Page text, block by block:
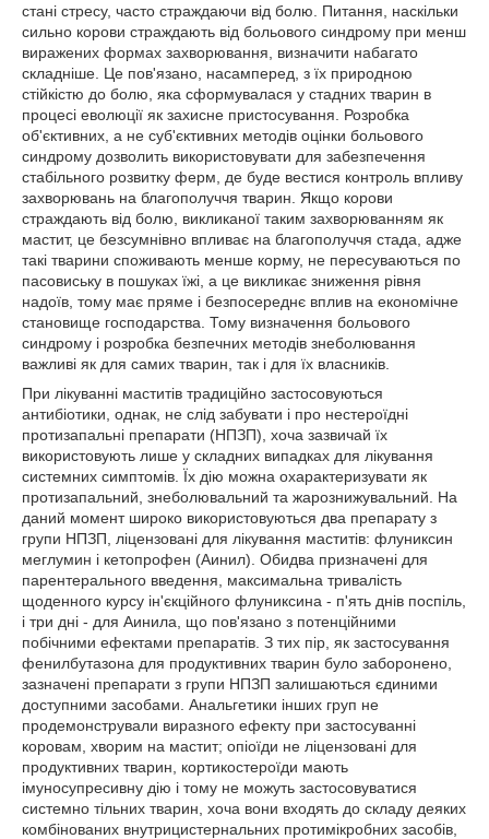
стані стресу, часто страждаючи від болю. Питання, наскільки
сильно корови страждають від больового синдрому при менш
виражених формах захворювання, визначити набагато
складніше. Це пов'язано, насамперед, з їх природною
стійкістю до болю, яка сформувалася у стадних тварин в
процесі еволюції як захисне пристосування. Розробка
об'єктивних, а не суб'єктивних методів оцінки больового
синдрому дозволить використовувати для забезпечення
стабільного розвитку ферм, де буде вестися контроль впливу
захворювань на благополуччя тварин. Якщо корови
страждають від болю, викликаної таким захворюванням як
мастит, це безсумнівно впливає на благополуччя стада, адже
такі тварини споживають менше корму, не пересуваються по
пасовиську в пошуках їжі, а це викликає зниження рівня
надоїв, тому має пряме і безпосереднє вплив на економічне
становище господарства. Тому визначення больового
синдрому і розробка безпечних методів знеболювання
важливі як для самих тварин, так і для їх власників.
При лікуванні маститів традиційно застосовуються
антибіотики, однак, не слід забувати і про нестероїдні
протизапальні препарати (НПЗП), хоча зазвичай їх
використовують лише у складних випадках для лікування
системних симптомів. Їх дію можна охарактеризувати як
протизапальний, знеболювальний та жарознижувальний. На
даний момент широко використовуються два препарату з
групи НПЗП, ліцензовані для лікування маститів: флуниксин
меглумин і кетопрофен (Аинил). Обидва призначені для
парентерального введення, максимальна тривалість
щоденного курсу ін'єкційного флуниксина - п'ять днів поспіль,
і три дні - для Аинила, що пов'язано з потенційними
побічними ефектами препаратів. З тих пір, як застосування
фенилбутазона для продуктивних тварин було заборонено,
зазначені препарати з групи НПЗП залишаються єдиними
доступними засобами. Анальгетики інших груп не
продемонстрували виразного ефекту при застосуванні
коровам, хворим на мастит; опіоїди не ліцензовані для
продуктивних тварин, кортикостероїди мають
імуносупресивну дію і тому не можуть застосовуватися
системно тільних тварин, хоча вони входять до складу деяких
комбінованих внутрицистернальних протимікробних засобів,